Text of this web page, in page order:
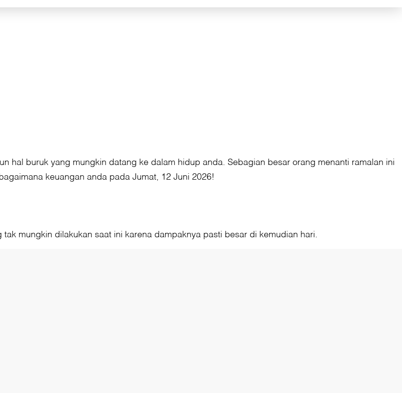
hal buruk yang mungkin datang ke dalam hidup anda. Sebagian besar orang menanti ramalan ini
keuangan anda pada Jumat, 12 Juni 2026!
mungkin dilakukan saat ini karena dampaknya pasti besar di kemudian hari.